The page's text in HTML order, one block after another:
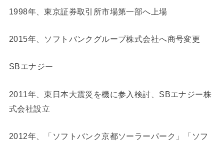
1998年、東京証券取引所市場第一部へ上場
2015年、ソフトバンクグループ株式会社へ商号変更
SBエナジー
2011年、東日本大震災を機に参入検討、SBエナジー株
式会社設立
2012年、「ソフトバンク京都ソーラーパーク」「ソフ